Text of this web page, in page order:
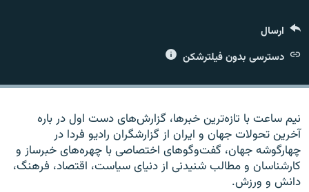
زبان‌های دیگر
ارسال
دسترسی بدون فیلترشکن
نیم ساعت با تازه‌ترین خبرها، گزارش‌های دست اول در باره
آخرین تحولات جهان و ایران از گزارشگران رادیو فردا در
چهارگوشه جهان، گفت‌وگوهای اختصاصی با چهره‌های خبرساز و
کارشناسان و مطالب شنیدنی از دنیای سیاست، اقتصاد، فرهنگ،
دانش و ورزش.